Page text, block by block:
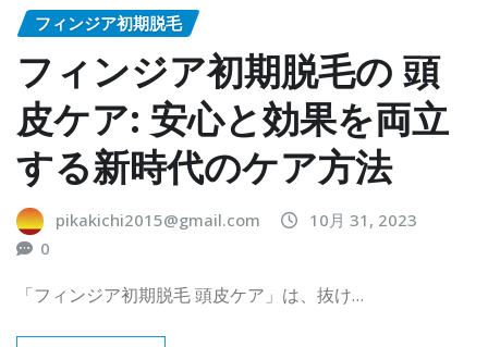
フィンジア初期脱毛
フィンジア初期脱毛の 頭
皮ケア: 安心と効果を両立
する新時代のケア方法
pikakichi2015@gmail.com
10月 31, 2023
0
「フィンジア初期脱毛 頭皮ケア」は、抜け…